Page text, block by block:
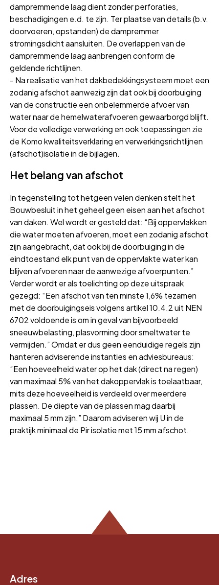
dampremmende laag dient zonder perforaties,
beschadigingen e.d. te zijn. Ter plaatse van details (b.v.
doorvoeren, opstanden) de dampremmer
stromingsdicht aansluiten. De overlappen van de
dampremmende laag aanbrengen conform de
geldende richtlijnen.
- Na realisatie van het dakbedekkingsysteem moet een
zodanig afschot aanwezig zijn dat ook bij doorbuiging
van de constructie een onbelemmerde afvoer van
water naar de hemelwaterafvoeren gewaarborgd blijft.
Voor de volledige verwerking en ook toepassingen zie
de Komo kwaliteitsverklaring en verwerkingsrichtlijnen
(afschot)isolatie in de bijlagen.
Het belang van afschot
In tegenstelling tot hetgeen velen denken stelt het
Bouwbesluit in het geheel geen eisen aan het afschot
van daken. Wel wordt er gesteld dat: “Bij oppervlakken
die water moeten afvoeren, moet een zodanig afschot
zijn aangebracht, dat ook bij de doorbuiging in de
eindtoestand elk punt van de oppervlakte water kan
blijven afvoeren naar de aanwezige afvoerpunten.”
Verder wordt er als toelichting op deze uitspraak
gezegd: “Een afschot van ten minste 1,6% tezamen
met de doorbuigingseis volgens artikel 10.4.2 uit NEN
6702 voldoende is om in geval van bijvoorbeeld
sneeuwbelasting, plasvorming door smeltwater te
vermijden.” Omdat er dus geen eenduidige regels zijn
hanteren adviserende instanties en adviesbureaus:
“Een hoeveelheid water op het dak (direct na regen)
van maximaal 5% van het dakoppervlak is toelaatbaar,
mits deze hoeveelheid is verdeeld over meerdere
plassen. De diepte van de plassen mag daarbij
maximaal 5 mm zijn.” Daarom adviseren wij U in de
praktijk minimaal de Pir isolatie met 15 mm afschot.
Adres